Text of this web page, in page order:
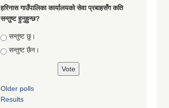
हरिनास गाउँपालिका कार्यालयको सेवा प्रबाहसँग कति
सन्तुष्ट हुनुहुन्छ?
Choices
सन्तुष्ट छु।
सन्तुष्ट छैन।
Older polls
Results